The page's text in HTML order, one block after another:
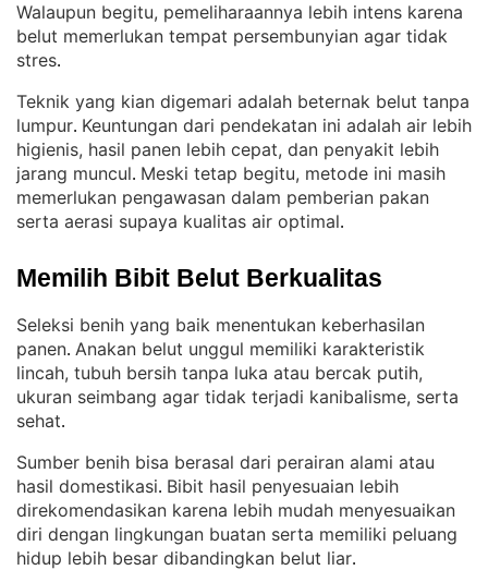
Walaupun begitu, pemeliharaannya lebih intens karena
belut memerlukan tempat persembunyian agar tidak
stres.
Teknik yang kian digemari adalah beternak belut tanpa
lumpur. Keuntungan dari pendekatan ini adalah air lebih
higienis, hasil panen lebih cepat, dan penyakit lebih
jarang muncul. Meski tetap begitu, metode ini masih
memerlukan pengawasan dalam pemberian pakan
serta aerasi supaya kualitas air optimal.
Memilih Bibit Belut Berkualitas
Seleksi benih yang baik menentukan keberhasilan
panen. Anakan belut unggul memiliki karakteristik
lincah, tubuh bersih tanpa luka atau bercak putih,
ukuran seimbang agar tidak terjadi kanibalisme, serta
sehat.
Sumber benih bisa berasal dari perairan alami atau
hasil domestikasi. Bibit hasil penyesuaian lebih
direkomendasikan karena lebih mudah menyesuaikan
diri dengan lingkungan buatan serta memiliki peluang
hidup lebih besar dibandingkan belut liar.